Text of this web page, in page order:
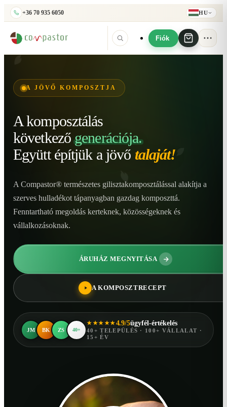
+36 70 935 6050 HU
Fiók
A JÖVŐ KOMPOSZTJA
A komposztálás
következő generációja.
Együtt építjük a jövő talaját!
A Compastor® természetes gilisztakomposztálással alakítja a
szerves hulladékot tápanyagban gazdag komposzttá.
Fenntartható megoldás kerteknek, közösségeknek és
vállalkozásoknak.
ÁRUHÁZ MEGNYITÁSA
A KOMPOSZTRECEPT
JM BK ZS 40+
★★★★★4.9/5ügyfél-értékelés
40+ TELEPÜLÉS · 100+ VÁLLALAT ·
15+ ÉV